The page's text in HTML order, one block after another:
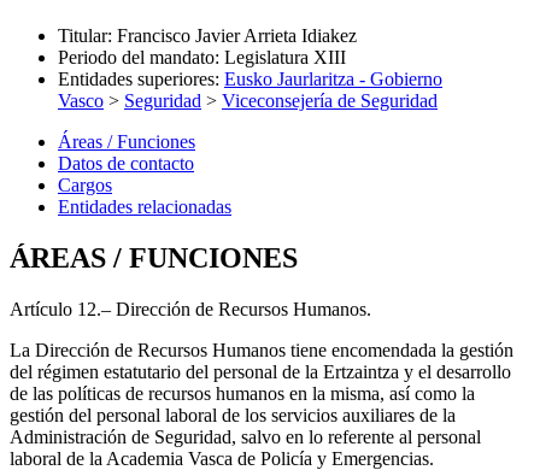
Titular: Francisco Javier Arrieta Idiakez
Periodo del mandato: Legislatura XIII
Entidades superiores: Eusko Jaurlaritza - Gobierno
Vasco > Seguridad > Viceconsejería de Seguridad
Áreas / Funciones
Datos de contacto
Cargos
Entidades relacionadas
ÁREAS / FUNCIONES
Artículo 12.– Dirección de Recursos Humanos.
La Dirección de Recursos Humanos tiene encomendada la gestión
del régimen estatutario del personal de la Ertzaintza y el desarrollo
de las políticas de recursos humanos en la misma, así como la
gestión del personal laboral de los servicios auxiliares de la
Administración de Seguridad, salvo en lo referente al personal
laboral de la Academia Vasca de Policía y Emergencias.